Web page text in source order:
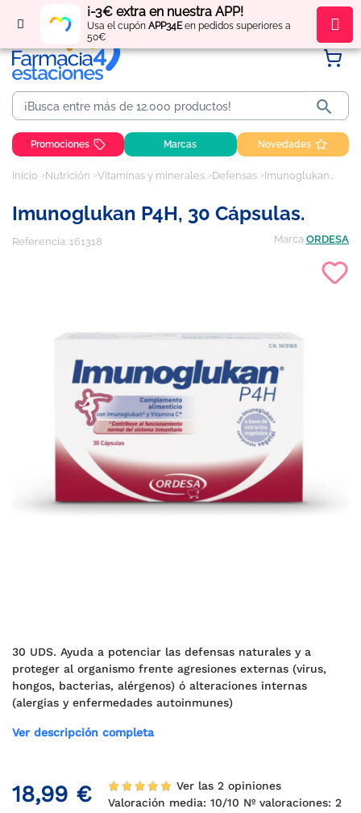
¡-3€ extra en nuestra APP!
Usa el cupón APP34Een pedidos superiores a
50€
Regístratey obténpuntos por tus compras

Promociones Marcas Novedades
Inicio Nutrición Vitaminas y minerales Defensas Imunoglukan P4H, 30 cápsulas.
Imunoglukan P4H, 30 Cápsulas.
Referencia: 161318 Marca ORDESA
30 UDS. Ayuda a potenciar las defensas naturales y a
proteger al organismo frente agresiones externas (virus,
hongos, bacterias, alérgenos) ó alteraciones internas
(alergias y enfermedades autoinmunes)
Ver descripción completa
18,99 €
Ver las 2 opiniones
Valoración media:10/10 Nº valoraciones:2